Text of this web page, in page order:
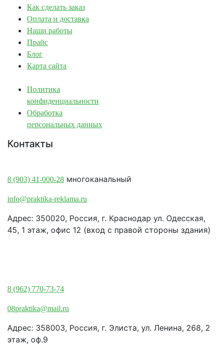
Как сделать заказ
Оплата и доставка
Наши работы
Прайс
Блог
Карта сайта
Политика
конфиденциальности
Обработка
персональных данных
Контакты
8 (903) 41-000-28 многоканальный
info@praktika-reklama.ru
Адрес: 350020, Россия, г. Краснодар ул. Одесская,
45, 1 этаж, офис 12 (вход с правой стороны здания)
8 (962) 770-73-74
08praktika@mail.ru
Адрес:​ 358003, Россия, г. Элиста, ул. Ленина, 268, 2
этаж, оф.9